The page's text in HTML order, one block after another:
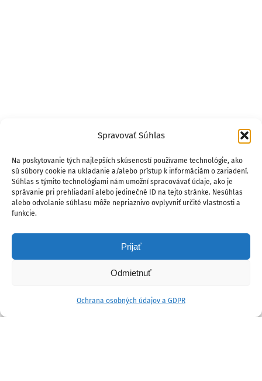
Spravovať Súhlas
Na poskytovanie tých najlepších skúseností používame technológie, ako
sú súbory cookie na ukladanie a/alebo prístup k informáciám o zariadení.
Súhlas s týmito technológiami nám umožní spracovávať údaje, ako je
správanie pri prehliadaní alebo jedinečné ID na tejto stránke. Nesúhlas
alebo odvolanie súhlasu môže nepriaznivo ovplyvniť určité vlastnosti a
funkcie.
Prijať
Odmietnuť
Ochrana osobných údajov a GDPR